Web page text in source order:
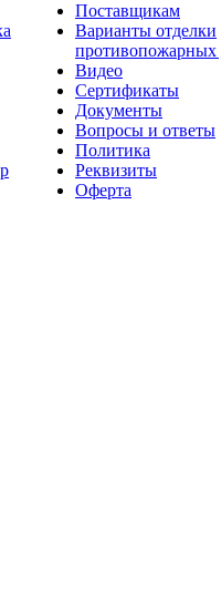
Поставщикам
Варианты отделки
противопожарных
Видео
Сертификаты
Документы
Вопросы и ответы
Политика
Реквизиты
Оферта